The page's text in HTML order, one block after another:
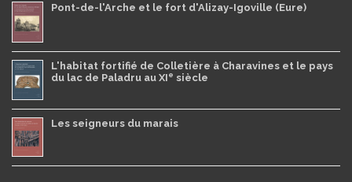
Pont-de-l'Arche et le fort d'Alizay-Igoville (Eure)
L'habitat fortifié de Colletière à Charavines et le pays
du lac de Paladru au XIe siècle
Les seigneurs du marais